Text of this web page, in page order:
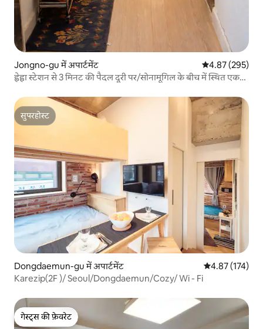
Jongno-gu में अपार्टमेंट औसत रेटिंग 5 में से
4.87 (295)
ह्वेह्वा स्टेशन से 3 मिनट की पैदल दूरी पर/सोनामूगिल के बीच में स्थित एक
सुपरहोस्ट
सुपरहोस्ट
Dongdaemun-gu में अपार्टमेंट औसत रेटिंग 5 में से
4.87 (174)
Karezip(2F )/ Seoul/Dongdaemun/Cozy/ Wi - Fi
गेस्ट्स की फ़ेवरेट
गेस्ट्स की फ़ेवरेट